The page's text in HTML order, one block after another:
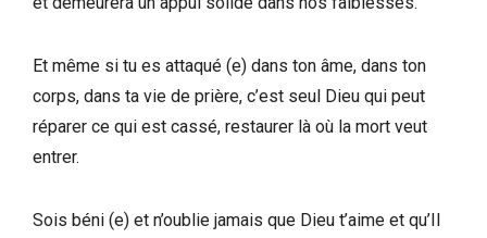
Et même si tu es attaqué (e) dans ton âme, dans ton
corps, dans ta vie de prière, c’est seul Dieu qui peut
réparer ce qui est cassé, restaurer là où la mort veut
entrer.
Sois béni (e) et n’oublie jamais que Dieu t’aime et qu’Il